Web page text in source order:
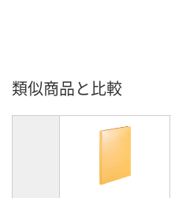
類似商品と比較